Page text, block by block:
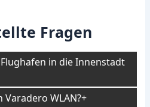
Fragen
in die Innenstadt
Varadero WLAN?